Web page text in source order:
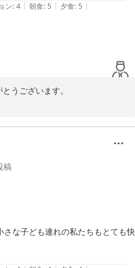
ください…。飲み物を頼んだらだ
ない方がいいですねw
ン: 4 | 朝食: 5 | 夕食: 5 |
うございます。
みをお楽しみいただけたこと、
してご不便をおかけし、申し訳
べてのお客様に快適にお過ごし
ります。
稿
な子ども連れの私たちもとても快
食を中心に地元の食材がたくさん